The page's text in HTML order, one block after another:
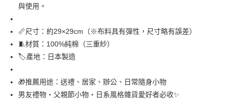
每筆NT$65，滿NT$999(含以上)免運費
每筆NT$65，滿NT$999(含以上)免運費
7-11取貨付款
每筆NT$65，滿NT$999(含以上)免運費
付款後7-11取貨
與使用。
📏尺寸：約29×29cm（※布料具有彈性，尺寸略有誤差）
🧵材質：100%純棉（三重紗）
🏷產地：日本製造
🎁推薦用途：送禮、居家、辦公、日常隨身小物
男友禮物・父親節小物・日系風格雜貨愛好者必收✨